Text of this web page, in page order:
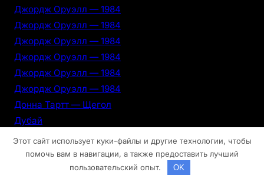
Джордж Оруэлл — 1984
Джордж Оруэлл — 1984
Джордж Оруэлл — 1984
Джордж Оруэлл — 1984
Джордж Оруэлл — 1984
Джордж Оруэлл — 1984
Донна Тартт — Щегол
Дубай
Дубай
Дубай
Этот сайт использует куки-файлы и другие технологии, чтобы
помочь вам в навигации, а также предоставить лучший
пользовательский опыт.
OK